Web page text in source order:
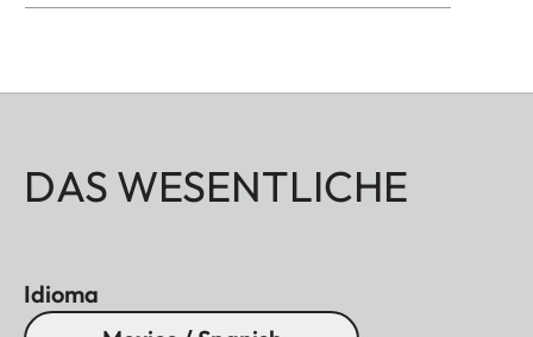
DAS WESENTLICHE
Idioma